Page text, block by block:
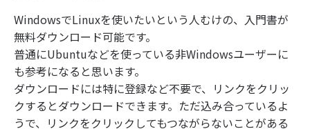
WindowsでLinuxを使いたいという人むけの、入門書が
無料ダウンロード可能です。
普通にUbuntuなどを使っている非Windowsユーザーに
も参考になると思います。
ダウンロードには特に登録など不要で、リンクをクリッ
クするとダウンロードできます。ただ込み合っているよ
うで、リンクをクリックしてもつながらないことがある